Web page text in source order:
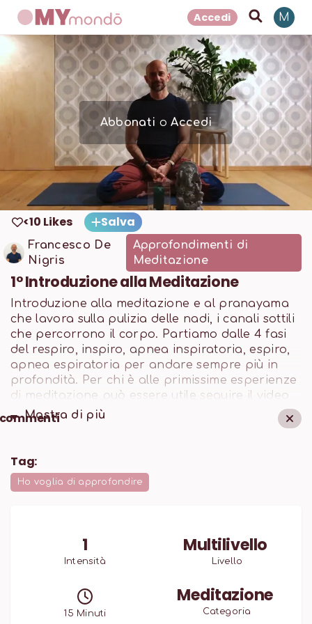
Accedi M
Abbonati oAccedi
<10 Likes Salva
Francesco De
Nigris
Approfondimenti di
Meditazione
1° Introduzione alla Meditazione
Introduzione alla meditazione e al pranayama
che lavora sulla pulizia delle nadi, i canali sottili
che percorrono il corpo. Partiamo dalle 4 fasi
del respiro, inspiro, apnea inspiratoria, espiro,
apnea espiratoria per andare sempre più in
profondità. Per chi è alle primissime esperienze
di meditazione può essere utile seguire il video
più di una volta.
Mostra di più
Tag:
Ho voglia di approfondire
1
Intensità
Multilivello
Livello
15 Minuti
Meditazione
Categoria